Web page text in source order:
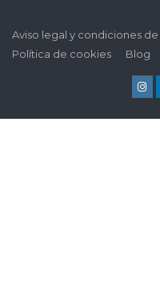
Aviso legal y condiciones de
Política de cookies
Blog